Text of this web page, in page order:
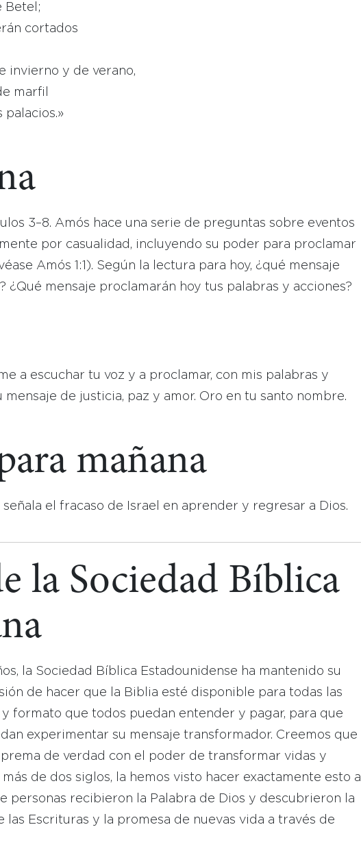
Betel;
cortados
invierno y de verano,
marfil
palacios.»
3–8. Amós hace una serie de preguntas sobre eventos
por casualidad, incluyendo su poder para proclamar
Amós 1:1). Según la lectura para hoy, ¿qué mensaje
¿Qué mensaje proclamarán hoy tus palabras y acciones?
a escuchar tu voz y a proclamar, con mis palabras y
mensaje de justicia, paz y amor. Oro en tu santo nombre.
mañana
señala el fracaso de Israel en aprender y regresar a Dios.
la Sociedad Bíblica
la Sociedad Bíblica Estadounidense ha mantenido su
de hacer que la Biblia esté disponible para todas las
formato que todos puedan entender y pagar, para que
experimentar su mensaje transformador. Creemos que
de verdad con el poder de transformar vidas y
de dos siglos, la hemos visto hacer exactamente esto a
personas recibieron la Palabra de Dios y descubrieron la
las Escrituras y la promesa de nuevas vida a través de